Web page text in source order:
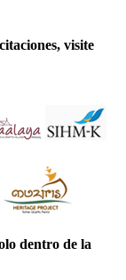
visite
dentro de la